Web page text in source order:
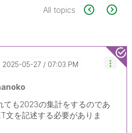
All topics
‎2025-05-27 07:03 PM
ても2023の集計をするのであ
文を記述する必要がありま